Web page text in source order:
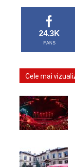
24.3K
FANS
Cele mai